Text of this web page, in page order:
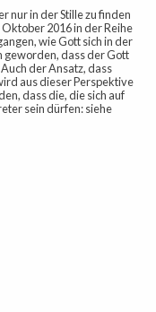
nur in der Stille zu finden
2016 in der Reihe
wie Gott sich in der
geworden, dass der Gott
der Ansatz, dass
aus dieser Perspektive
dass die, die sich auf
sein dürfen: siehe